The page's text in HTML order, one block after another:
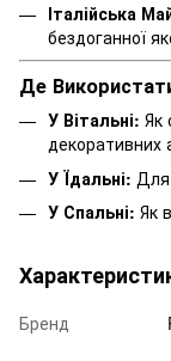
Італійська
бездоганної
Де
У Вітальні: Як
декоративних
У Їдальні: Для
У Спальні: Як
Бренд